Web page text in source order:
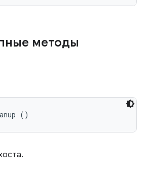
методы
()